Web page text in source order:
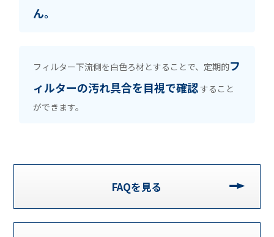
ん。
フィルター下流側を白色ろ材とすることで、 定期的フ
ィルターの汚れ具合を目視で確認すること
ができます。
FAQを見る